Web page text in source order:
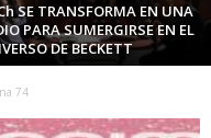
SE TRANSFORMA EN UNA
PARA SUMERGIRSE EN EL
DE BECKETT
74